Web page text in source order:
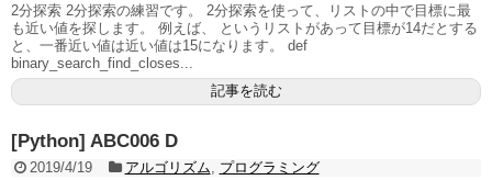
2分探索 2分探索の練習です。 2分探索を使って、リストの中で目標に最
も近い値を探します。 例えば、 というリストがあって目標が14だとする
と、一番近い値は近い値は15になります。 def
binary_search_find_closes...
記事を読む
[Python] ABC006 D
2019/4/19 アルゴリズム
プログラミング